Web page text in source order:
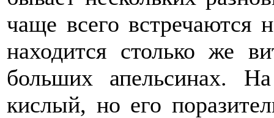
чаще всего
находится столько же
больших апельсинах.
кислый, но его